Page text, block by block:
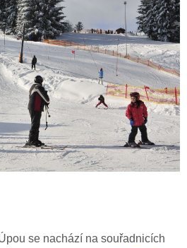
se nachází na souřadnicích